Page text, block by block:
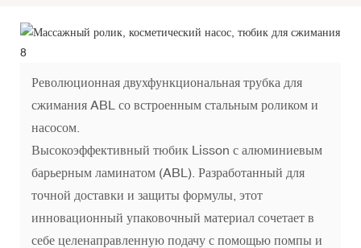
Революционная двухфункциональная трубка для
сжимания ABL со встроенным стальным роликом и
насосом.
Высокоэффективный тюбик Lisson с алюминиевым
барьерным ламинатом (ABL). Разработанный для
точной доставки и защиты формулы, этот
инновационный упаковочный материал сочетает в
себе целенаправленную подачу с помощью помпы и